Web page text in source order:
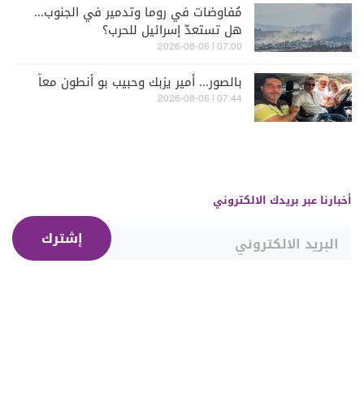
مُفاوضات في روما وتدمير في الجنوب...
هل تستعدّ إسرائيل للحرب؟
07:00 | 2026-08-06
بالصور... أمير يزبك وحبيب بو أنطون معاً
07:44 | 2026-08-06
أخبارنا عبر بريدك الالكتروني
إشترك